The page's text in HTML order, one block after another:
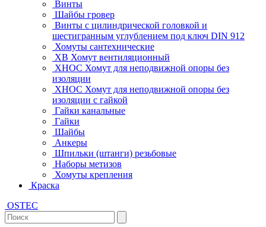
Винты
Шайбы гровер
Винты с цилиндрической головкой и
шестигранным углублением под ключ DIN 912
Хомуты сантехнические
ХВ Хомут вентиляционный
ХНОС Хомут для неподвижной опоры без
изоляции
ХНОС Хомут для неподвижной опоры без
изоляции с гайкой
Гайки канальные
Гайки
Шайбы
Анкеры
Шпильки (штанги) резьбовые
Наборы метизов
Хомуты крепления
Краска
OSTEC